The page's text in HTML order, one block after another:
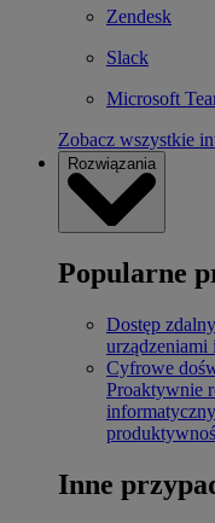
Zendesk
Slack
Microsoft
Zobacz wszystkie
Rozwiązania
Popularne
Dostęp
Cyfrowe
Proaktywnie
Inne